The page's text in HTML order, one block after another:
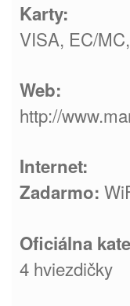
Karty:
VISA, EC/
Web:
http://
Internet:
Zadarmo:
Oficiálna
4 hviezdičky